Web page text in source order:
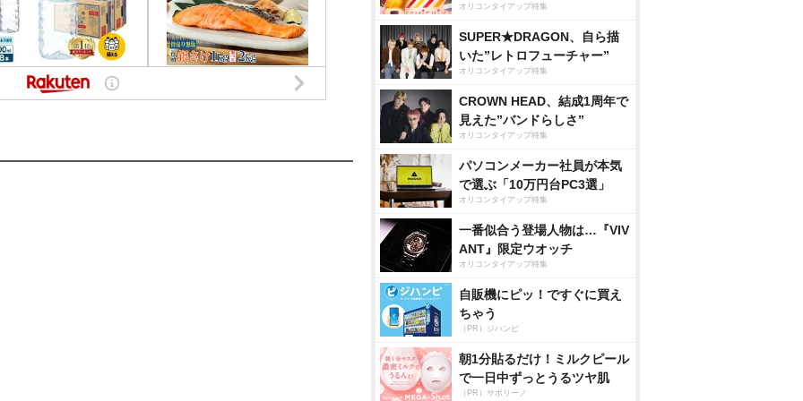
オリコンタイアップ特集
SUPER★DRAGON、自ら描
いた”レトロフューチャー”
オリコンタイアップ特集
CROWN HEAD、結成1周年で
見えた”バンドらしさ”
オリコンタイアップ特集
パソコンメーカー社員が本気
で選ぶ「10万円台PC3選」
オリコンタイアップ特集
一番似合う登場人物は…『VIV
ANT』限定ウオッチ
オリコンタイアップ特集
自販機にピッ！ですぐに買え
ちゃう
（PR）ジハンピ
朝1分貼るだけ！ミルクピール
で一日中ずっとうるツヤ肌
（PR）サボリーノ